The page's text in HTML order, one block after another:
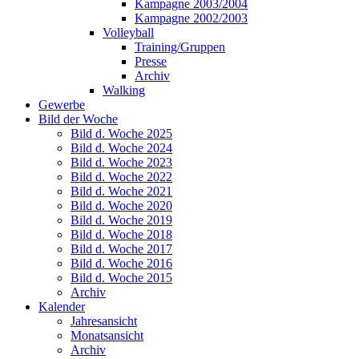
Kampagne 2003/2004
Kampagne 2002/2003
Volleyball
Training/Gruppen
Presse
Archiv
Walking
Gewerbe
Bild der Woche
Bild d. Woche 2025
Bild d. Woche 2024
Bild d. Woche 2023
Bild d. Woche 2022
Bild d. Woche 2021
Bild d. Woche 2020
Bild d. Woche 2019
Bild d. Woche 2018
Bild d. Woche 2017
Bild d. Woche 2016
Bild d. Woche 2015
Archiv
Kalender
Jahresansicht
Monatsansicht
Archiv